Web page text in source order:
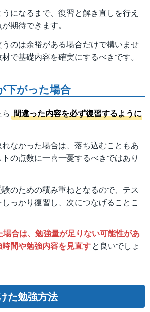
になるまで、復習と解き直しを行え
期待できます。
のは余裕がある場合だけで構いませ
で基礎内容を確実にするべきです。
下がった場合
間違った内容を必ず復習するように
なかった場合は、落ち込むこともあ
の点数に一喜一憂するべきではあり
のための積み重ねとなるので、テス
っかり復習し、次につなげることこ
場合は、勉強量が足りない可能性があ
間や勉強内容を見直すと良いでしょ
た勉強方法